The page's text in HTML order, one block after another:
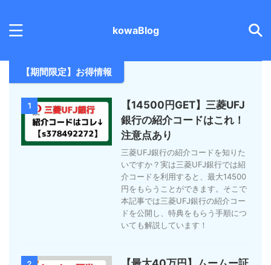
kowaBlog
【期間限定】お得情報
1
【14500円GET】三菱UFJ
銀行の紹介コードはこれ！
注意点あり
三菱UFJ銀行の紹介コードを知りた
いですか？実は三菱UFJ銀行では紹
介コードを利用すると、最大14500
円をもらうことができます。そこで
本記事では三菱UFJ銀行の紹介コー
ドを公開し、特典をもらう手順につ
いても解説しています！